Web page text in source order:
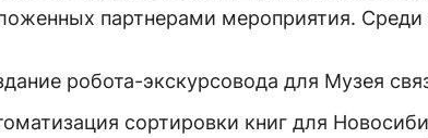
партнерами мероприятия. Среди
робота-экскурсовода для Музея
сортировки книг для